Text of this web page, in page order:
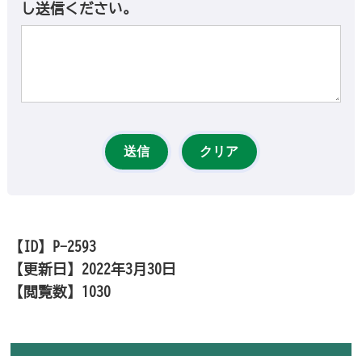
し送信ください。
【ID】
P-2593
【更新日】 2022年3月30日
【閲覧数】 1030